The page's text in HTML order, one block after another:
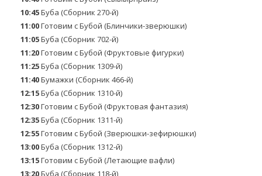
10:45Буба (Сборник 270-й)
11:00Готовим с Бубой (Блинчики-зверюшки)
11:05Буба (Сборник 702-й)
11:20Готовим с Бубой (Фруктовые фигурки)
11:25Буба (Сборник 1309-й)
11:40Бумажки (Сборник 466-й)
12:15Буба (Сборник 1310-й)
12:30Готовим с Бубой (Фруктовая фантазия)
12:35Буба (Сборник 1311-й)
12:55Готовим с Бубой (Зверюшки-зефирюшки)
13:00Буба (Сборник 1312-й)
13:15Готовим с Бубой (Летающие вафли)
13:20Буба (Сборник 118-й)